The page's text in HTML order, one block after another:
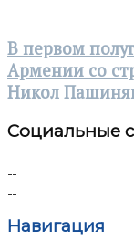
В первом
Армении со
Никол
Социальные
Навигация